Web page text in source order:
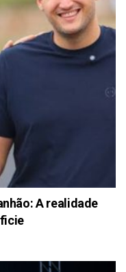
A realidade